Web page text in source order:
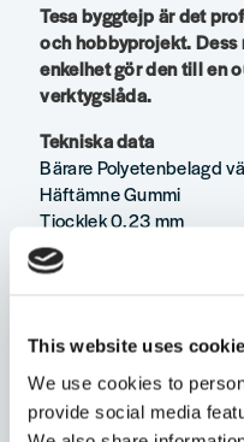
This website uses
We use cookies to
provide social media
Tesa byggtejp är det
och hobbyprojekt.
enkelhet gör den till en
verktygslåda.
Tekniska data
Bärare Polyetenbelagd
Häftämne Gummi
Tjocklek 0,23 mm
Häftförmåga 13,3 N/25
Draghållfasthet 95 N/25
Färg Silver
Antal per hel